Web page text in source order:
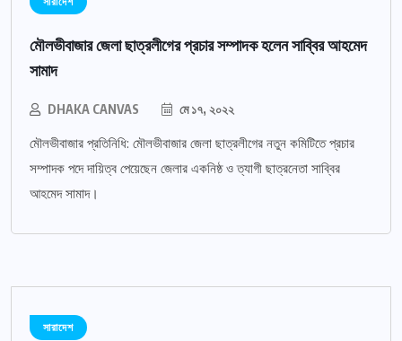
মৌলভীবাজার জেলা ছাত্রলীগের প্রচার সম্পাদক হলেন সাব্বির আহমেদ
সামাদ
DHAKA CANVAS মে ১৭, ২০২২
মৌলভীবাজার প্রতিনিধি: মৌলভীবাজার জেলা ছাত্রলীগের নতুন কমিটিতে প্রচার
সম্পাদক পদে দায়িত্ব পেয়েছেন জেলার একনিষ্ঠ ও ত্যাগী ছাত্রনেতা সাব্বির
আহমেদ সামাদ।
সারাদেশ